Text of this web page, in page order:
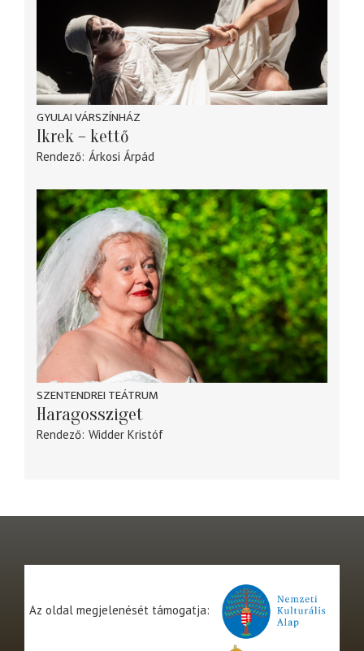
GYULAI VÁRSZÍNHÁZ
Ikrek – kettő
Rendező Árkosi Árpád
SZENTENDREI TEÁTRUM
Haragossziget
Rendező Widder Kristóf
Az oldal megjelenését támogatja: